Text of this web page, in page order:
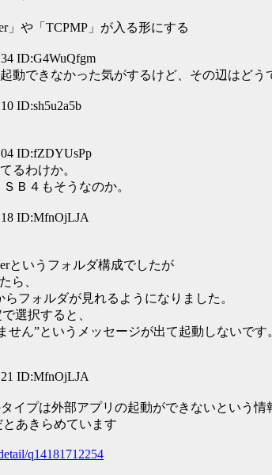
」や「TCPMP」が入る形にする
ID:G4WuQfgm
動できなかった気がするけど、その辺はどう
ID:sh5u2a5b
ID:fZDYUsPp
るわけか。
Ｂ４もそうなのか。
ID:MfnOjLJA
というフォルダ構成でしたが
ら、
フォルダが見れるようになりました。
選択すると、
ん”というメッセージが出て起動しないです
ID:MfnOjLJA
イプは外部アプリの起動ができないという
あきらめています
q14181712254